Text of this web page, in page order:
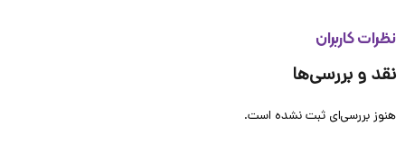
کاربران
و بررسی‌ها
بررسی‌ای ثبت نشده است.